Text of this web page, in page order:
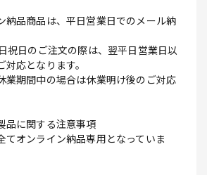
納品商品は、平日営業日でのメール納
祝日のご注文の際は、翌平日営業日以
応となります。
業期間中の場合は休業明け後のご対応
に関する注意事項
オンライン納品専用となっていま